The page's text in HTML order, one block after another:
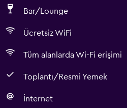
Bar/Lounge
Ücretsiz WiFi
Tüm alanlarda Wi-Fi erişimi
Toplantı/Resmi Yemek
İnternet